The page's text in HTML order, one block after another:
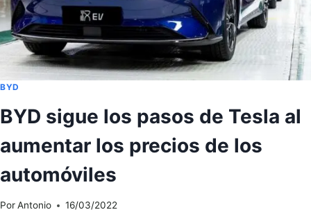
BYD
BYD sigue los pasos de Tesla al
aumentar los precios de los
automóviles
PorAntonio 16/03/2022